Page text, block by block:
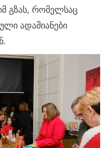
გზას, რომელსაც
ადამიანები